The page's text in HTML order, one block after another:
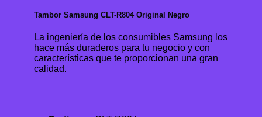
Tambor Samsung CLT-R804 Original Negro
La ingeniería de los consumibles Samsung los
hace más duraderos para tu negocio y con
características que te proporcionan una gran
calidad.